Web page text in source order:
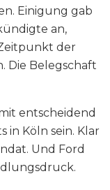
Einigung gab
an,
der
Die Belegschaft
entscheidend
in Köln sein. Klar
Und Ford